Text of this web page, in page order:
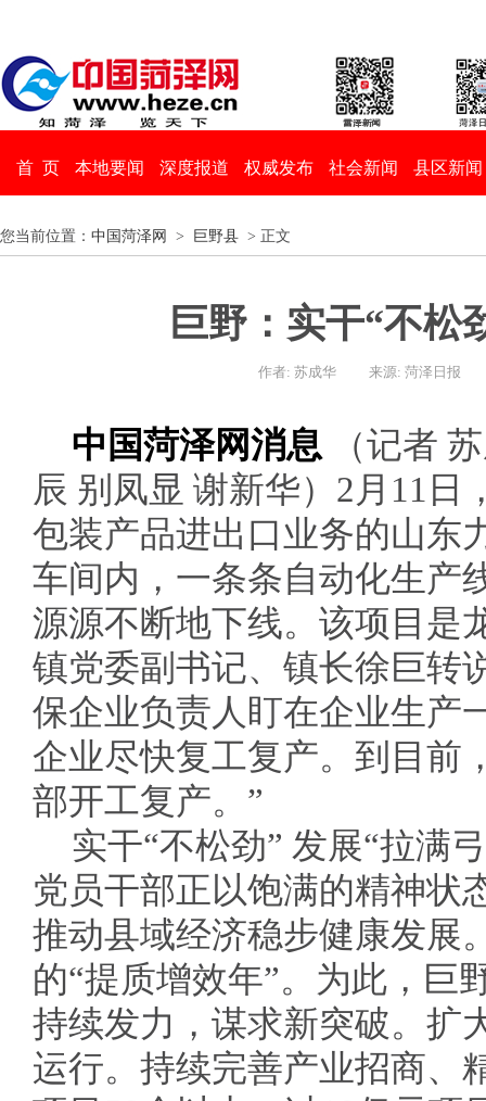
首 页 本地要闻 深度报道 权威发布 社会新闻 县区新闻
您当前位置： 中国菏泽网 > 巨野县 > 正文
巨野：实干“不松
作者: 苏成华 来源: 菏泽日报
中国菏泽网消息 （记者
辰 别凤显 谢新华）2月11
包装产品进出口业务的山东
车间内，一条条自动化生产
源源不断地下线。该项目是
镇党委副书记、镇长徐巨转
保企业负责人盯在企业生产
企业尽快复工复产。到目前
部开工复产。”
实干“不松劲” 发展“拉满
党员干部正以饱满的精神状
推动县域经济稳步健康发展
的“提质增效年”。为此，巨
持续发力，谋求新突破。扩
运行。持续完善产业招商、